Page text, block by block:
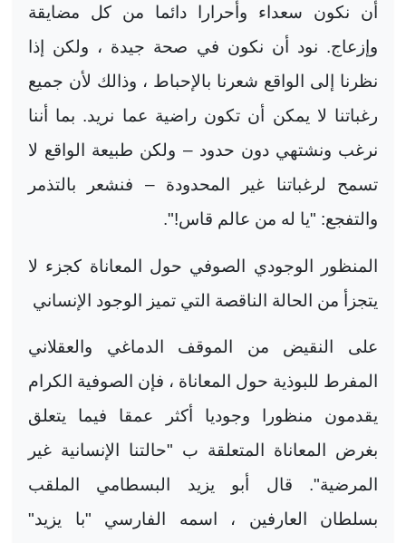
أن نكون سعداء وأحرارا دائما من كل مضايقة
وإزعاج. نود أن نكون في صحة جيدة ، ولكن إذا
نظرنا إلى الواقع شعرنا بالإحباط ، وذالك لأن جميع
رغباتنا لا يمكن أن تكون راضية عما نريد. بما أننا
نرغب ونشتهي دون حدود – ولكن طبيعة الواقع لا
تسمح لرغباتنا غير المحدودة – فنشعر بالتذمر
والتفجع: "يا له من عالم قاس!".
المنظور الوجودي الصوفي حول المعاناة كجزء لا
يتجزأ من الحالة الناقصة التي تميز الوجود الإنساني
على النقيض من الموقف الدماغي والعقلاني
المفرط للبوذية حول المعاناة ، فإن الصوفية الكرام
يقدمون منظورا وجوديا أكثر عمقا فيما يتعلق
بغرض المعاناة المتعلقة ب "حالتنا الإنسانية غير
المرضية". قال أبو يزيد البسطامي الملقب
بسلطان العارفين ، اسمه الفارسي "با يزيد"